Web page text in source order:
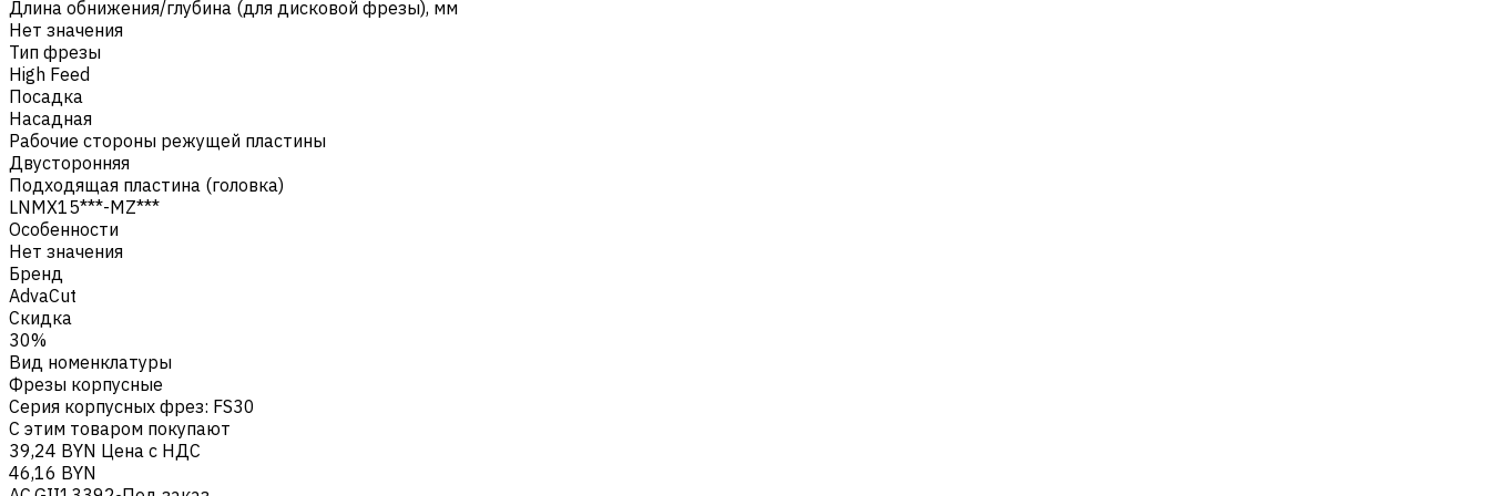
Длина обнижения/глубина (для дисковой фрезы), мм
Нет значения
Тип фрезы
High Feed
Посадка
Насадная
Рабочие стороны режущей пластины
Двусторонняя
Подходящая пластина (головка)
LNMX15***-MZ***
Особенности
Нет значения
Бренд
AdvaCut
Скидка
30%
Вид номенклатуры
Фрезы корпусные
Серия корпусных фрез: FS30
С этим товаром покупают
39,24 BYN Цена с НДС
46,16 BYN